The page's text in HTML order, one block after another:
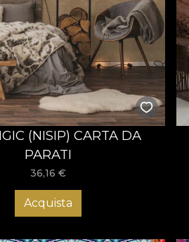
(NISIP) CARTA DA
PARATI
36,16 €
Acquista